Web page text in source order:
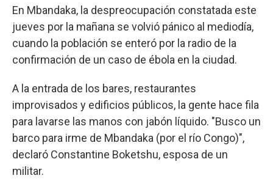
En Mbandaka, la despreocupación constatada este
jueves por la mañana se volvió pánico al mediodía,
cuando la población se enteró por la radio de la
confirmación de un caso de ébola en la ciudad.
A la entrada de los bares, restaurantes
improvisados y edificios públicos, la gente hace fila
para lavarse las manos con jabón líquido. "Busco un
barco para irme de Mbandaka (por el río Congo)",
declaró Constantine Boketshu, esposa de un
militar.